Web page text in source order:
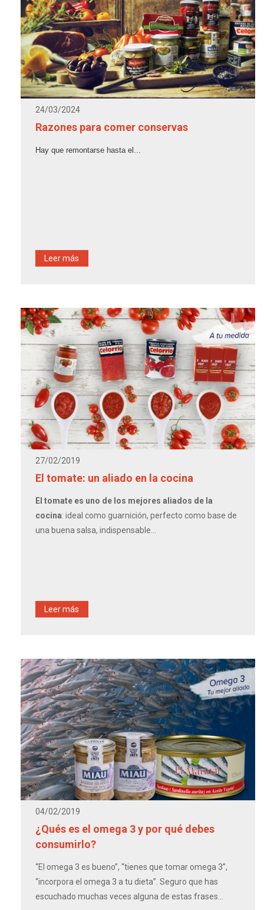
24/03/2024
Razones para comer conservas
Hay que remontarse hasta el...
Leer más
27/02/2019
El tomate: un aliado en la cocina
El tomate es uno de los mejores aliados de la
cocina: ideal como guarnición, perfecto como base de
una buena salsa, indispensable...
Leer más
04/02/2019
¿Qués es el omega 3 y por qué debes
consumirlo?
“El omega 3 es bueno”, “tienes que tomar omega 3”,
“incorpora el omega 3 a tu dieta”. Seguro que has
escuchado muchas veces alguna de estas frases...